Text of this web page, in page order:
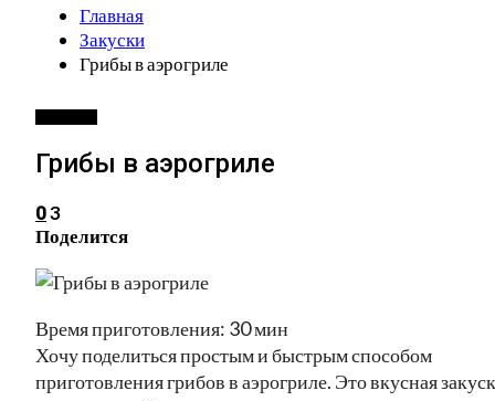
Главная
Закуски
Грибы в аэрогриле
Грибы в аэрогриле
03
Поделится
Время приготовления: 30 мин
Хочу поделиться простым и быстрым способом
приготовления грибов в аэрогриле. Это вкусная